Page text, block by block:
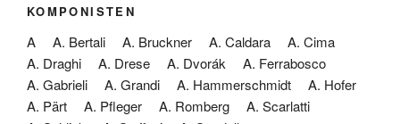
KOMPONISTEN
A A. Bertali A. Bruckner A. Caldara
A. Cima
A. Draghi
A. Drese A. Dvorák
A. Ferrabosco
A. Gabrieli
A. Grandi A. Hammerschmidt
A. Hofer
A. Pärt
A. Pfleger A. Romberg
A. Scarlatti